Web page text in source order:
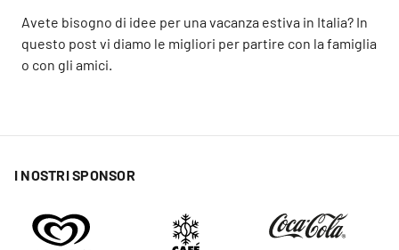
Avete bisogno di idee per una vacanza estiva in Italia? In
questo post vi diamo le migliori per partire con la famiglia
o con gli amici.
I NOSTRI SPONSOR